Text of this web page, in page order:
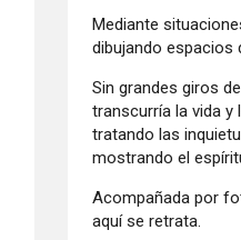
Mediante
dibujando espacios
Sin grandes giros
transcurría la vida y
tratando las
mostrando el
Acompañada por
aquí se retrata.